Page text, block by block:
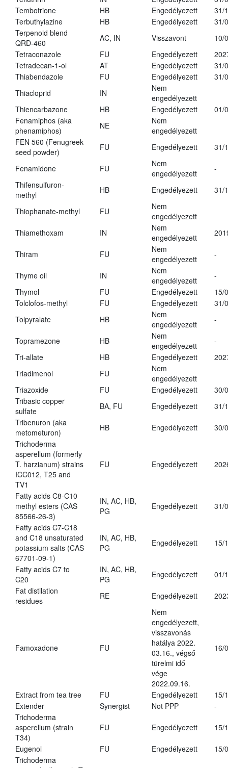
Tembotrione
HB Engedélyezett
31/
Terbuthylazine
HB Engedélyezett
31/
Terpenoid blend
QRD-460
AC, IN Visszavont
10/
Tetraconazole
FU Engedélyezett
Tetradecan-1-ol
AT Engedélyezett
31/
Thiabendazole
FU Engedélyezett
31/
Thiacloprid
IN
Nem
engedélyezett
Thiencarbazone
HB Engedélyezett
01/
Fenamiphos (aka
phenamiphos)
NE
Nem
engedélyezett
FEN 560 (Fenugreek
seed powder)
FU Engedélyezett 31/
Fenamidone FU
Nem
engedélyezett
-
Thifensulfuron-
methyl
HB Engedélyezett 31/
Thiophanate-methyl FU
Nem
engedélyezett
Thiamethoxam
IN
Nem
engedélyezett
Thiram FU
Nem
engedélyezett
-
Thyme oil IN
Nem
engedélyezett
-
Thymol
FU Engedélyezett
15/
Tolclofos-methyl
FU Engedélyezett
31/
Tolpyralate
HB
Nem
engedélyezett
-
Topramezone HB
Nem
engedélyezett
-
Tri-allate
HB Engedélyezett
Triadimenol
FU
Nem
engedélyezett
Triazoxide
FU Engedélyezett
30/
Tribasic copper
sulfate
BA, FU Engedélyezett
31/
Tribenuron (aka
metometuron)
HB Engedélyezett
30/
Trichoderma
asperellum (formerly
T. harzianum) strains
ICC012, T25 and
TV1
FU Engedélyezett
Fatty acids C8-C10
methyl esters (CAS
85566-26-3)
IN, AC, HB,
PG
Engedélyezett 31/
Fatty acids C7-C18
and C18 unsaturated
potassium salts (CAS
67701-09-1)
IN, AC, HB,
PG
Engedélyezett 15/
Fatty acids C7 to
C20
IN, AC, HB,
PG
Engedélyezett
01/
Fat distilation
residues
RE Engedélyezett
Famoxadone FU
Nem
engedélyezett,
visszavonás
hatálya 2022.
03.16., végső
türelmi idő
vége
2022.09.16.
16/
Extract from tea tree FU Engedélyezett
15/
Extender
Synergist Not PPP
-
Trichoderma
asperellum (strain
T34)
FU Engedélyezett 15/
Eugenol FU Engedélyezett
15/
Trichoderma